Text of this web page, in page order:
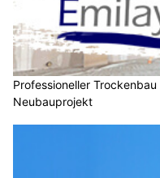
Professioneller
Neubauprojekt